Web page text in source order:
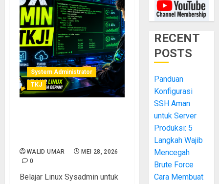
System Administrator
TKJ
WALID UMAR
MEI 28, 2026
0
Belajar Linux Sysadmin untuk
RECENT
POSTS
Panduan
Konfigurasi
SSH Aman
untuk Server
Produksi: 5
Langkah Wajib
Mencegah
Brute Force
Cara Membuat